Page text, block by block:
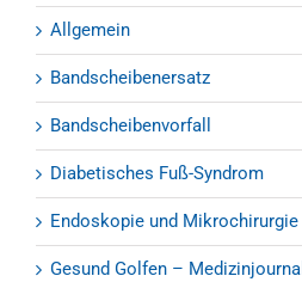
Allgemein
Bandscheibenersatz
Bandscheibenvorfall
Diabetisches Fuß-Syndrom
Endoskopie und Mikrochirurgie
Gesund Golfen – Medizinjournal